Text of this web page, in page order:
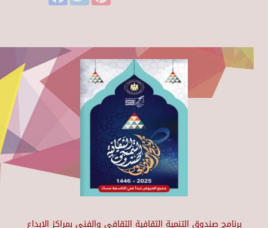
برنامج صندوق التنمية الثقافية الثقافي والفني بمراكز الابداع